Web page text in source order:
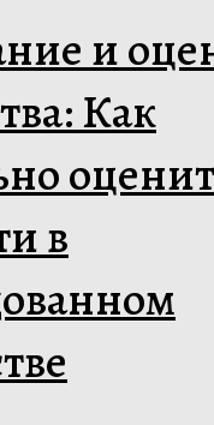
и
Как
в